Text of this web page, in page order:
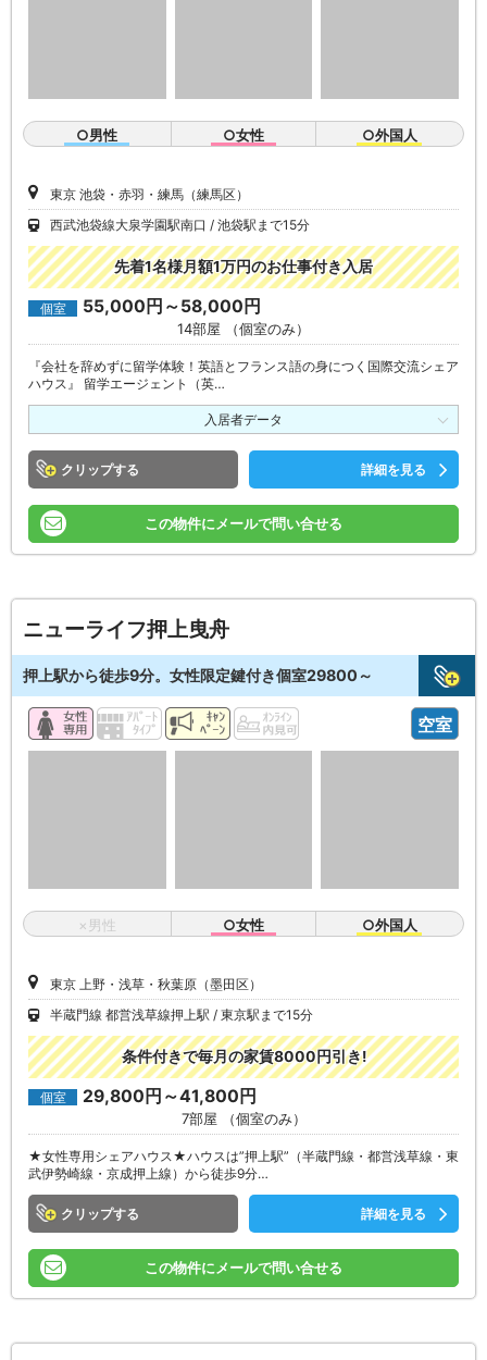
○男性 ○女性 ○外国人
東京 池袋・赤羽・練馬（練馬区）
西武池袋線大泉学園駅南口
池袋駅まで15分
先着1名様月額1万円のお仕事付き入居
個室 55,000円～58,000円
14部屋 （個室のみ）
『会社を辞めずに留学体験！英語とフランス語の身につく国際交流シェア
ハウス』 留学エージェント（英…
入居者データ
クリップ 詳細を見る
この物件にメールで問い合せる
ニューライフ押上曳舟
押上駅から徒歩9分。女性限定鍵付き個室29800～
空室
×男性 ○女性 ○外国人
東京 上野・浅草・秋葉原（墨田区）
半蔵門線 都営浅草線押上駅
東京駅まで15分
条件付きで毎月の家賃8000円引き!
個室 29,800円～41,800円
7部屋 （個室のみ）
★女性専用シェアハウス★ハウスは”押上駅”（半蔵門線・都営浅草線・東
武伊勢崎線・京成押上線）から徒歩9分…
クリップ 詳細を見る
この物件にメールで問い合せる